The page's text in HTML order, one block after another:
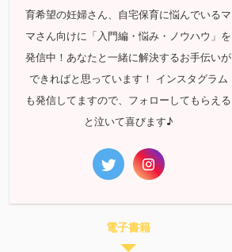
育希望の妊婦さん、自宅保育に悩んでいるマ
マさん向けに「入門編・悩み・ノウハウ」を
発信中！あなたと一緒に解決するお手伝いが
できればと思っています！ インスタグラム
も発信してますので、フォローしてもらえる
と泣いて喜びます♪
電子書籍